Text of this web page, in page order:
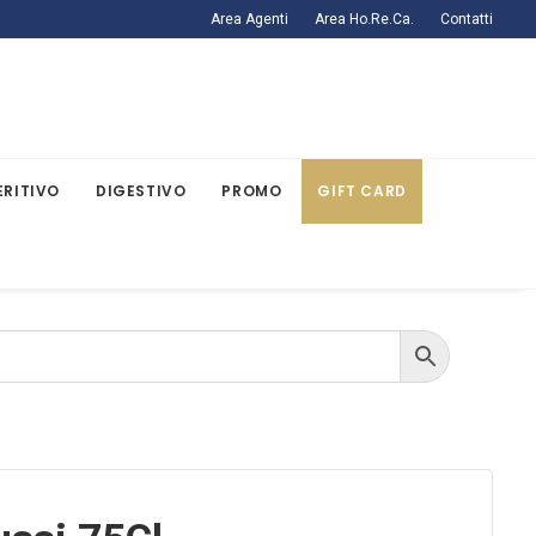
Area Agenti Area Ho.Re.Ca. Contatti
DIGESTIVO PROMO GIFT CARD